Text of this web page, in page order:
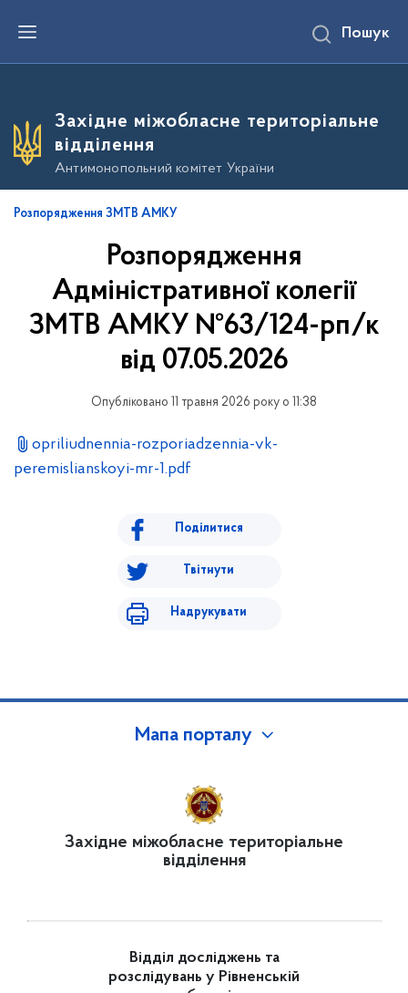
е
о
о
в
Пошук
Західне міжобласне територіальне
відділення
Антимонопольний комітет України
Розпорядження ЗМТВ АМКУ
Розпорядження
Адміністративної колегії
ЗМТВ АМКУ №63/124-рп/к
від 07.05.2026
Опубліковано 11 травня 2026 року о 11:38
opriliudnennia-rozporiadzennia-vk-
peremislianskoyi-mr-1.pdf
Поділитися
Твітнути
Надрукувати
Мапа порталу
Західне міжобласне територіальне
відділення
Відділ досліджень та
розслідувань у Рівненській